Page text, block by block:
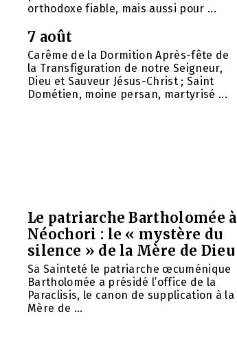
orthodoxe fiable, mais aussi pour ...
7 août
Carême de la Dormition Après-fête de
la Transfiguration de notre Seigneur,
Dieu et Sauveur Jésus-Christ ; Saint
Dométien, moine persan, martyrisé ...
Le patriarche Bartholomée à
Néochori : le « mystère du
silence » de la Mère de Dieu
Sa Sainteté le patriarche œcuménique
Bartholomée a présidé l’office de la
Paraclisis, le canon de supplication à la
Mère de ...